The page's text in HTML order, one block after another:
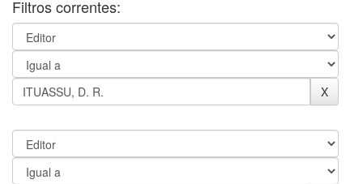
Filtros correntes: